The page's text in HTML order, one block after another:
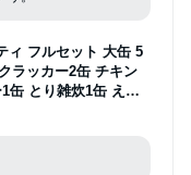
ィ フルセット 大缶 5
ラッカー2缶 チキン
缶 とり雑炊1缶 えび
非常食 保存食 防災